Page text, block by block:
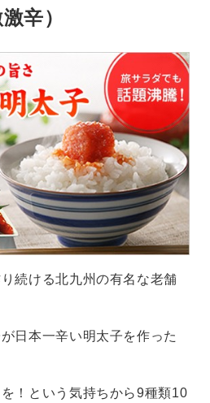
辛）
続ける北九州の有名な老舗
日本一辛い明太子を作った
！という気持ちから9種類10